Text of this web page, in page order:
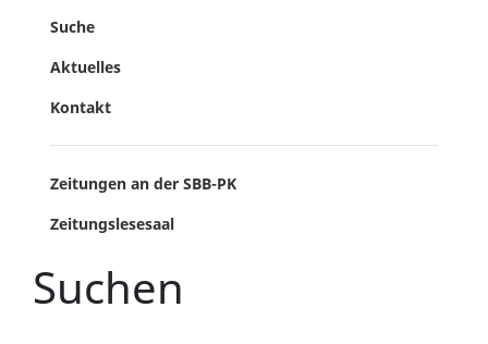
Suche
Aktuelles
Kontakt
Zeitungen an der SBB-PK
Zeitungslesesaal
Suchen